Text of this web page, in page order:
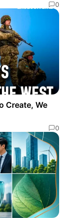
0
Create, We
0